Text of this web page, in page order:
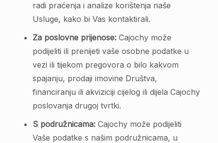
radi praćenja i analize korištenja naše
Usluge, kako bi Vas kontaktirali.
Za poslovne prijenose:Cajochy može
podijeliti ili prenijeti vaše osobne podatke u
vezi ili tijekom pregovora o bilo kakvom
spajanju, prodaji imovine Društva,
financiranju ili akviziciji cijelog ili dijela Cajochy
poslovanja drugoj tvrtki.
S podružnicama:Cajochy može podijeliti
Vaše podatke s našim podružnicama, u